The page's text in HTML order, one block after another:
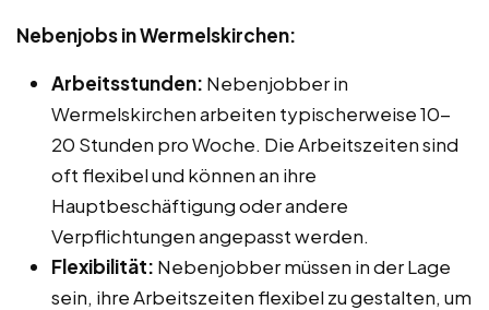
Nebenjobs in Wermelskirchen:
Arbeitsstunden: Nebenjobber in
Wermelskirchen arbeiten typischerweise 10-
20 Stunden pro Woche. Die Arbeitszeiten sind
oft flexibel und können an ihre
Hauptbeschäftigung oder andere
Verpflichtungen angepasst werden.
Flexibilität: Nebenjobber müssen in der Lage
sein, ihre Arbeitszeiten flexibel zu gestalten, um